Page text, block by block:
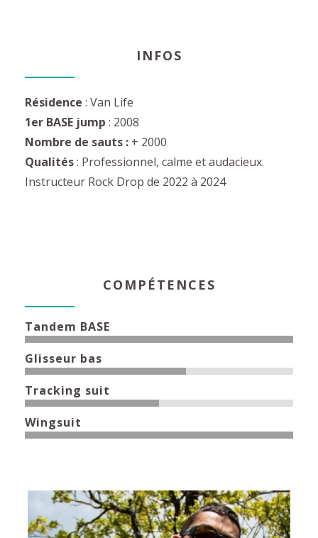
INFOS
Résidence : Van Life
1er BASE jump : 2008
Nombre de sauts : + 2000
Qualités: Professionnel, calme et audacieux.
Instructeur Rock Drop de 2022 à 2024
COMPÉTENCES
Tandem BASE
Glisseur bas
Tracking suit
Wingsuit